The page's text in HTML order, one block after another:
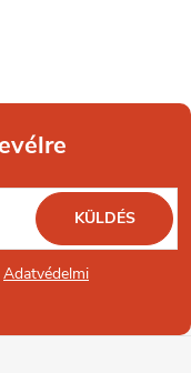
Adatvédelmi
KÜLDÉS